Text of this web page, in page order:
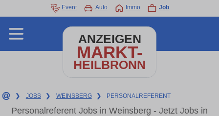
Event Auto Immo Job
ANZEIGEN
MARKT-
HEILBRONN
❯ JOBS ❯ WEINSBERG ❯ PERSONALREFERENT
Personalreferent Jobs in Weinsberg - Jetzt Jobs in